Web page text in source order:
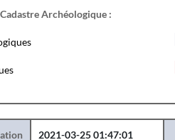
Archéologique :
2021-03-25 01:47:01